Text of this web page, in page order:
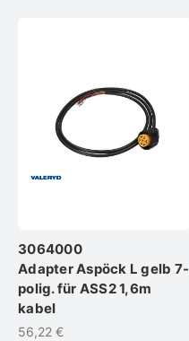
3064000
Adapter Aspöck L gelb 7-
polig. für ASS2 1,6m
kabel
56,22 €